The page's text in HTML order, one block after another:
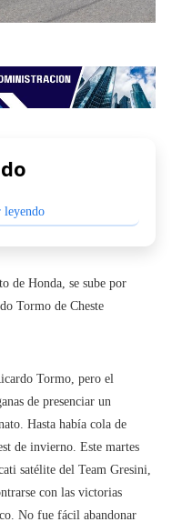
leyendo
de Honda, se sube por
Tormo de Cheste
Tormo, pero el
de presenciar un
Hasta había cola de
de invierno. Este martes
satélite del Team Gresini,
con las victorias
No fue fácil abandonar